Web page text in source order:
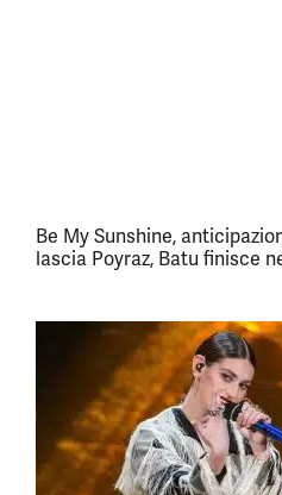
Be My Sunshine,
lascia Poyraz, Batu finisce